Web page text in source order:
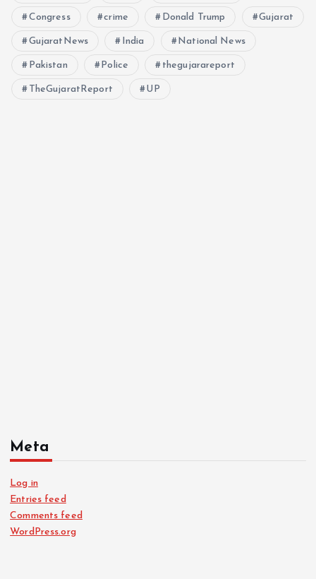
Congress crime Donald Trump Gujarat
GujaratNews India National News
Pakistan Police thegujarareport
TheGujaratReport UP
Meta
Log in
Entries feed
Comments feed
WordPress.org